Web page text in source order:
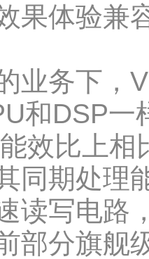
果体验兼
务下，
和DSP一
效比上相
期处理能
读写电路
部分旗舰